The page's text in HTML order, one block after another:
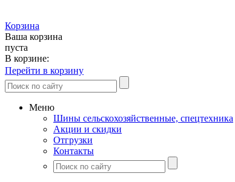
Корзина
Ваша корзина
пуста
В корзине:
Перейти в корзину
Меню
Шины сельскохозяйственные, спецтехника
Акции и скидки
Отгрузки
Контакты